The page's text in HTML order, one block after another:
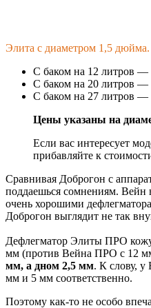
Элита с диаметром 1,5 дюйма.
С баком на 12 литров —
С баком на 20 литров —
С баком на 27 литров —
Цены указаны на
Если вас интересует
прибавляйте к
Сравнивая Доброгон с
поддаешься сомнениям.
очень хорошими
Доброгон выглядит не так
Дефлегматор Элиты ПРО
мм (против Вейна ПРО с 12
мм, а дном 2,5 мм. К слову, у
мм и 5 мм соответственно.
Поэтому как-то не особо